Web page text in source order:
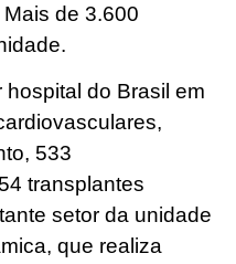
de 3.600
do Brasil em
533
transplantes
setor da unidade
que realiza